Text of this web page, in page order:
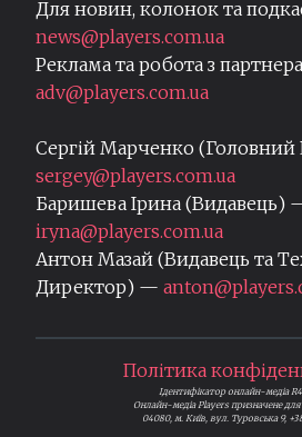
Для новин, колонок та
news@players.com.ua
Реклама та робота з
adv@players.com.ua
Сергій Марченко
sergey@players.com.ua
Баришева Ірина (Видавець)
iryna@players.com.ua
Антон Мазай (Видавець та
Директор) —
Політика
Ідентифікатор онлайн-медіа
Онлайн-медіа Players призначене для
04080, м. Київ, вул. Туровська 9,